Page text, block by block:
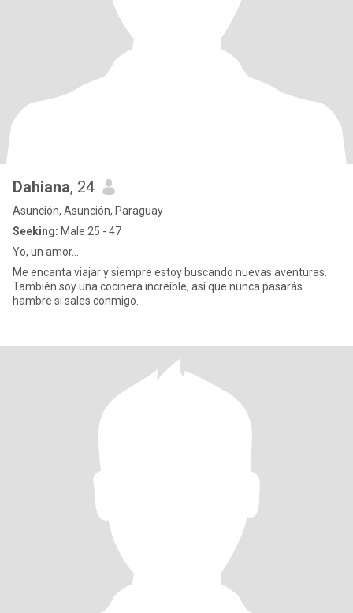
Dahiana, 24
Asunción, Asunción, Paraguay
Seeking: Male 25 - 47
Yo, un amor…
Me encanta viajar y siempre estoy buscando nuevas aventuras.
También soy una cocinera increíble, así que nunca pasarás
hambre si sales conmigo.